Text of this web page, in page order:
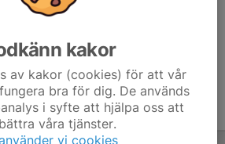
kakor
av kakor (cookies) för att vår
bra för dig. De används
i syfte att hjälpa oss att
våra tjänster.
vi cookies